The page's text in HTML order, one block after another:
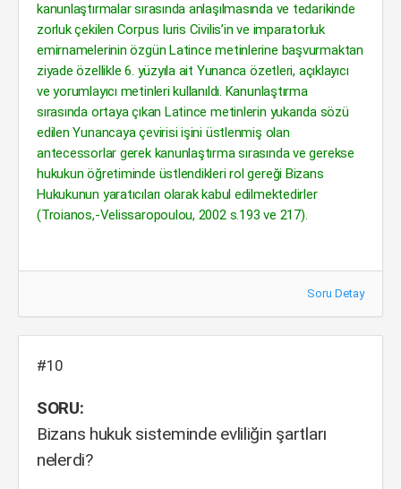
kanunlaştırmalar sırasında anlaşılmasında ve tedarikinde
zorluk çekilen Corpus Iuris Civilis’in ve imparatorluk
emirnamelerinin özgün Latince metinlerine başvurmaktan
ziyade özellikle 6. yüzyıla ait Yunanca özetleri, açıklayıcı
ve yorumlayıcı metinleri kullanıldı. Kanunlaştırma
sırasında ortaya çıkan Latince metinlerin yukarıda sözü
edilen Yunancaya çevirisi işini üstlenmiş olan
antecessorlar gerek kanunlaştırma sırasında ve gerekse
hukukun öğretiminde üstlendikleri rol gereği Bizans
Hukukunun yaratıcıları olarak kabul edilmektedirler
(Troianos,-Velissaropoulou, 2002 s.193 ve 217).
Soru Detay
#10
SORU:
Bizans hukuk sisteminde evliliğin şartları
nelerdi?